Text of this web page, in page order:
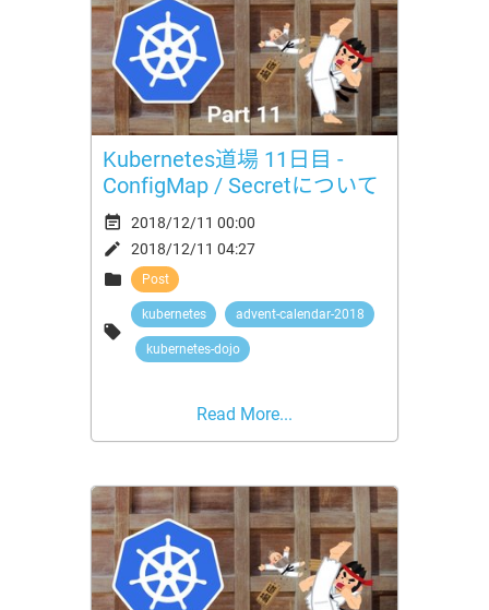
Kubernetes道場 11日目 -
ConfigMap / Secretについて
 Post

kubernetes advent-calendar-2018
kubernetes-dojo
 2018/12/11 00:00
 2018/12/11 04:27
Read More...